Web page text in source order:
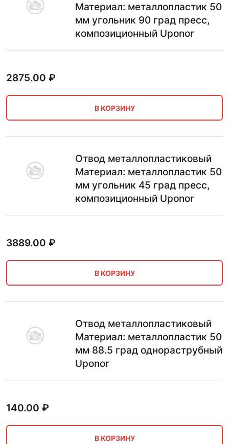
Материал: металлопластик 50
мм угольник 90 град пресс,
композиционный Uponor
2875.00 ₽
В КОРЗИНУ
Отвод металлопластиковый
Материал: металлопластик 50
мм угольник 45 град пресс,
композиционный Uponor
3889.00 ₽
В КОРЗИНУ
Отвод металлопластиковый
Материал: металлопластик 50
мм 88.5 град однораструбный
Uponor
140.00 ₽
В КОРЗИНУ